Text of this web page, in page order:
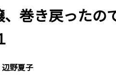
巻き戻ったの
辺野夏子